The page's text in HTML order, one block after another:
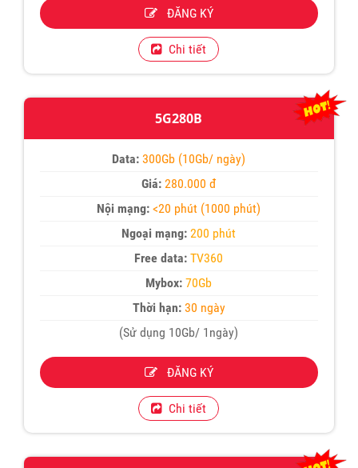
ĐĂNG KÝ
Chi tiết
5G280B
Data: 300Gb (10Gb/ ngày)
Giá:280.000 đ
Nội mạng: <20 phút (1000 phút)
Ngoại mạng: 200 phút
Free data: TV360
Mybox: 70Gb
Thời hạn:30 ngày
(Sử dụng 10Gb/ 1ngày)
ĐĂNG KÝ
Chi tiết